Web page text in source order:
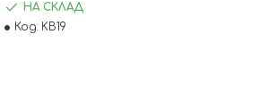
НА СКЛАД
Код: KB19